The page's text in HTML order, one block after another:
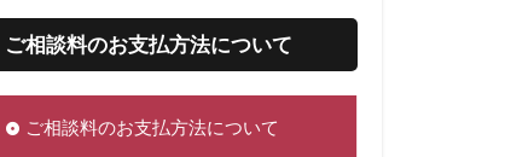
ご相談料のお支払方法について
ご相談料のお支払方法について